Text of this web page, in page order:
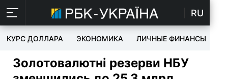
RU
КУРС ДОЛЛАРА ЭКОНОМИКА ЛИЧНЫЕ ФИНАНСЫ
Золотовалютні резерви НБУ